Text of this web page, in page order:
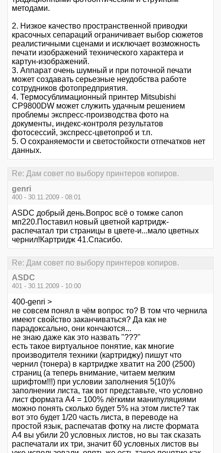
методами.
2. Низкое качество пространственной приводки
красочных сепараций ограничивает выбор сюжетов
реалистичными сценами и исключает возможность
печати изображений технического характера и
картун-изображений.
3. Аппарат очень шумный и при поточной печати
может создавать серьезные неудобства работе
сотрудников фотопредприятия.
4. Термосублимационный принтер Mitsubishi
CP9800DW может служить удачным решением
проблемы экспресс-производства фото на
документы, индекс-контроля результатов
фотосессий, экспресс-цветопроб и т.п.
5. О сохраняемости и светостойкости отпечатков нет
данных.
Re: Дам совет по выбору принтеров копиров.
genri
400 - 30.11.2009 - 08:01
ASDC добрый день.Вопрос всё о томже canon
мп220.Поставил новый цветной картридж-
распечатал три страницы в цвете-и...мало цветных
чернил!Картридж 41.Спасибо.
Re: Дам совет по выбору принтеров копиров.
ASDC
401 - 30.11.2009 - 10:00
400-genri >
не совсем понял в чём вопрос то? В том что чернила
имеют свойство заканчиваться? Да как не
парадоксально, они кончаются...
не знаю даже как это назвать "???"
есть такое виртуальное понятие, как многие
производителя техники (картриджу) пишут что
чернил (тонера) в картридже хватит на 200 (2500)
страниц (а теперь внимание, читаем мелким
шрифтом!!!) при условии заполнения 5(10)%
заполнении листа, так вот представьте, что условно
лист формата А4 = 100% лёгкими манипуляциями
можно понять сколько будет 5% на этом листе? так
вот это будет 1/20 часть листа, в переводе на
простой язык, распечатав фотку на листе формата
А4 вы убили 20 условных листов, но вы так сказать
распечатали их три, значит 60 условных листов вы